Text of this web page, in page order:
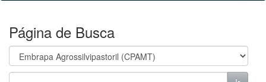
Página de Busca